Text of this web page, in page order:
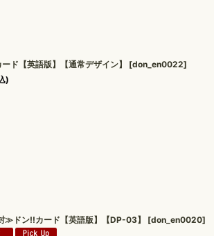
ード【英語版】【通常デザイン】 [don_en0022]
)
≫ドン!!カード【英語版】【DP-03】 [don_en0020]